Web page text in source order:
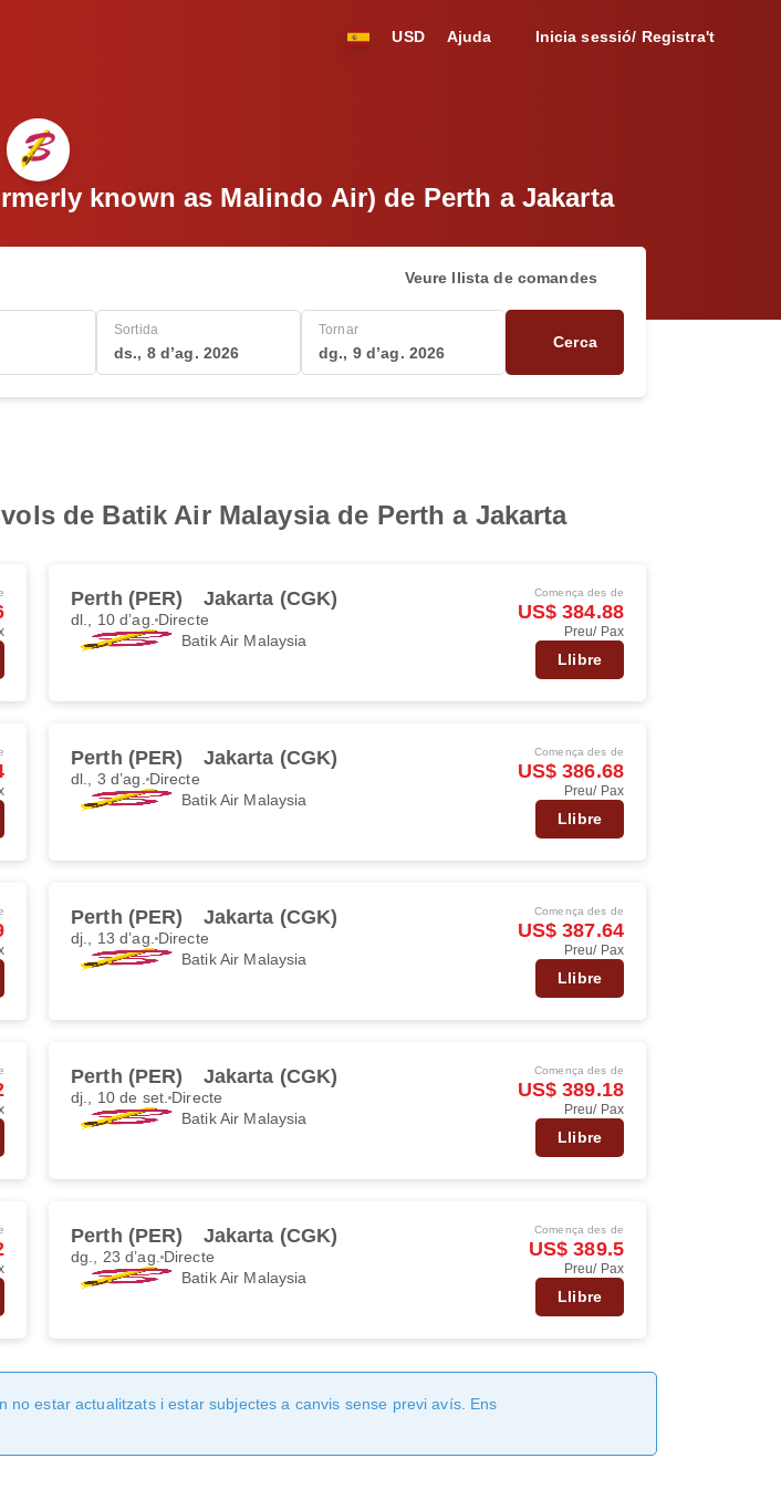
USD Ajuda Inicia sessió/ Registra't
known as Malindo Air) de Perth a Jakarta
Veure llista de comandes
Sortida
ds., 8 d’ag. 2026
Tornar
dg., 9 d’ag. 2026
Cerca
de Batik Air Malaysia de Perth a Jakarta
Perth (PER) Jakarta (CGK)
dl., 10 d’ag. Directe
Batik Air Malaysia
Comença des de
US$ 384.88
Preu/ Pax
Llibre
Perth (PER) Jakarta (CGK)
dl., 3 d’ag. Directe
Batik Air Malaysia
Comença des de
US$ 386.68
Preu/ Pax
Llibre
Perth (PER) Jakarta (CGK)
dj., 13 d’ag. Directe
Batik Air Malaysia
Comença des de
US$ 387.64
Preu/ Pax
Llibre
Perth (PER) Jakarta (CGK)
dj., 10 de set. Directe
Batik Air Malaysia
Comença des de
US$ 389.18
Preu/ Pax
Llibre
Perth (PER) Jakarta (CGK)
dg., 23 d’ag. Directe
Batik Air Malaysia
Comença des de
US$ 389.5
Preu/ Pax
Llibre
estar actualitzats i estar subjectes a canvis sense previ avís. Ens